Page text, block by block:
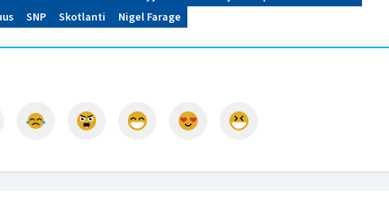
SNP Skotlanti Nigel Farage